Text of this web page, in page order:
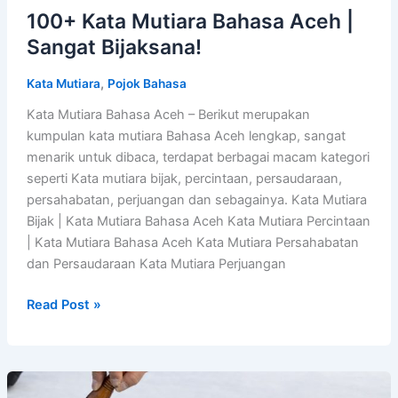
100+ Kata Mutiara Bahasa Aceh |
Sangat Bijaksana!
Kata Mutiara, Pojok Bahasa
Kata Mutiara Bahasa Aceh – Berikut merupakan
kumpulan kata mutiara Bahasa Aceh lengkap, sangat
menarik untuk dibaca, terdapat berbagai macam kategori
seperti Kata mutiara bijak, percintaan, persaudaraan,
persahabatan, perjuangan dan sebagainya. Kata Mutiara
Bijak | Kata Mutiara Bahasa Aceh Kata Mutiara Percintaan
| Kata Mutiara Bahasa Aceh Kata Mutiara Persahabatan
dan Persaudaraan Kata Mutiara Perjuangan
100+
Bahasa
Read Post »